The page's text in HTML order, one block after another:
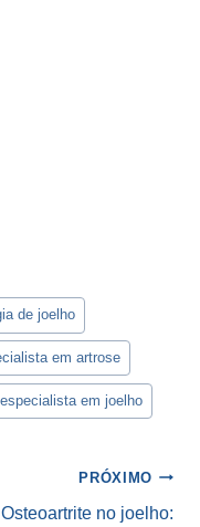
de joelho
em artrose
em joelho
PRÓXIMO
Osteoartrite no joelho: